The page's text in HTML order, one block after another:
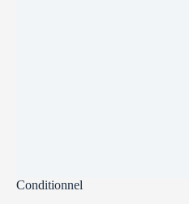
Conditionnel